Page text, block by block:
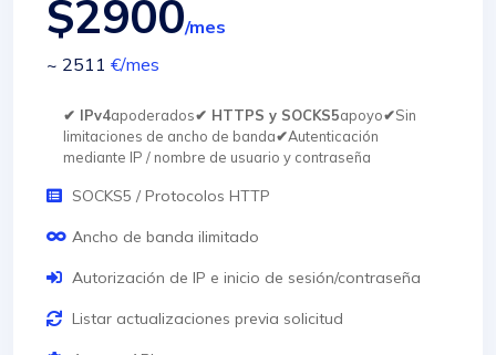
$2900/mes
~ 2511 €/mes
✔ IPv4apoderados✔ HTTPS y SOCKS5apoyo✔Sin
limitaciones de ancho de banda✔Autenticación
mediante IP / nombre de usuario y contraseña
SOCKS5 / Protocolos HTTP
Ancho de banda ilimitado
Autorización de IP e inicio de sesión/contraseña
Listar actualizaciones previa solicitud